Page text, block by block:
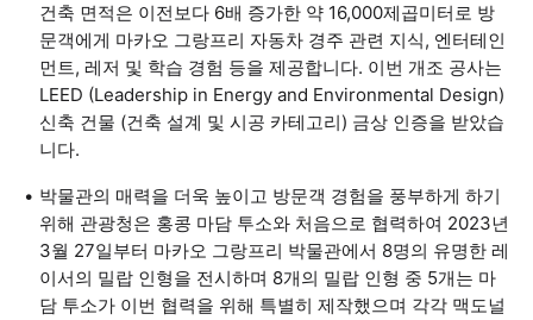
건축 면적은 이전보다 6배 증가한 약 16,000제곱미터로 방
문객에게 마카오 그랑프리 자동차 경주 관련 지식, 엔터테인
먼트, 레저 및 학습 경험 등을 제공합니다. 이번 개조 공사는
LEED (Leadership in Energy and Environmental Design)
신축 건물 (건축 설계 및 시공 카테고리) 금상 인증을 받았습
니다.
박물관의 매력을 더욱 높이고 방문객 경험을 풍부하게 하기
위해 관광청은 홍콩 마담 투소와 처음으로 협력하여 2023년
3월 27일부터 마카오 그랑프리 박물관에서 8명의 유명한 레
이서의 밀랍 인형을 전시하며 8개의 밀랍 인형 중 5개는 마
담 투소가 이번 협력을 위해 특별히 제작했으며 각각 맥도널